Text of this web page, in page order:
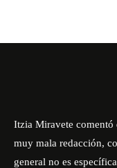
Itzia Miravete
muy mala redacción,
general no es